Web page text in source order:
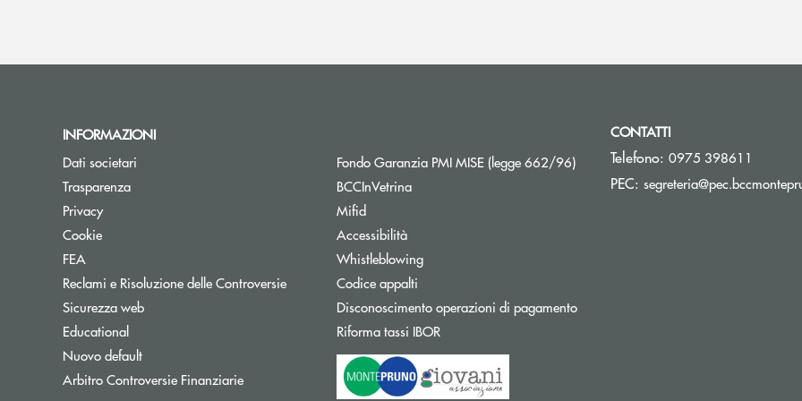
INFORMAZIONI
Dati societari
Trasparenza
Privacy
Cookie
FEA
Reclami e Risoluzione delle Controversie
Sicurezza web
Educational
Nuovo default
Arbitro Controversie FinanziarieApre una nuova finestra
Fondo Garanzia PMI MISE (legge 662/96)Apre una nuova finestra
BCCInVetrina
Mifid
Accessibilità
Whistleblowing
Codice appalti
Disconoscimento operazioni di pagamento
Riforma tassi IBORApre una nuova finestra
CONTATTI
Telefono: 0975 398611
PEC: